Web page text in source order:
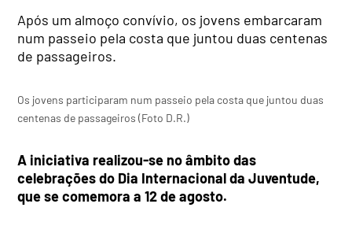
Após um almoço convívio, os jovens embarcaram
num passeio pela costa que juntou duas centenas
de passageiros.
Os jovens participaram num passeio pela costa que juntou duas
centenas de passageiros (Foto D.R.)
A iniciativa realizou-se no âmbito das
celebrações do Dia Internacional da Juventude,
que se comemora a 12 de agosto.